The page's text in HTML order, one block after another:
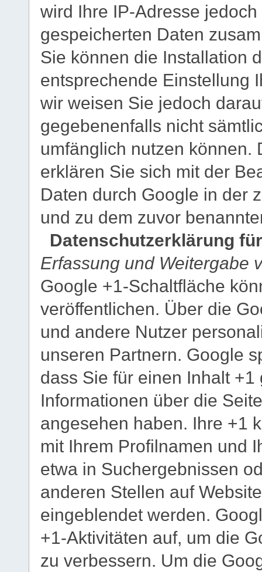
wird Ihre IP-Adresse
gespeicherten Daten
Sie können die Installation
entsprechende Einstellung
wir weisen Sie jedoch
gegebenenfalls nicht
umfänglich nutzen können.
erklären Sie sich mit der
Daten durch Google in der
und zu dem zuvor
Datenschutzerklärung
Erfassung und Weitergabe
Google +1-Schaltfläche
veröffentlichen. Über die
und andere Nutzer
unseren Partnern. Google
dass Sie für einen Inhalt
Informationen über die
angesehen haben. Ihre +1
mit Ihrem Profilnamen und
etwa in Suchergebnissen
anderen Stellen auf
eingeblendet werden.
+1-Aktivitäten auf, um die
zu verbessern. Um die